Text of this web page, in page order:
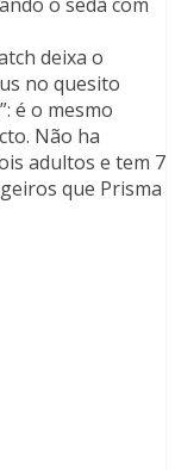
deixa o
no quesito
é o mesmo
Não ha
adultos e tem 7
que Prisma